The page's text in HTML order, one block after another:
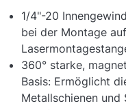
1/4"-20
bei der Montage
360° starke,
Basis: Ermöglicht
Metallschienen und